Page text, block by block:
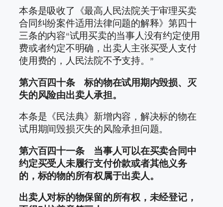
本条是吸收了《最高人民法院关于审理买卖
合同纠纷案件适用法律问题的解释》第四十
三条的内容“试用买卖的当事人没有约定使用
费或者约定不明确，出卖人主张买受人支付
使用费的，人民法院不予支持。”
第六百四十条 标的物在试用期内毁损、灭
失的风险由出卖人承担。
本条是《民法典》新增内容，解决标的物在
试用期间毁损灭失的风险承担问题。
第六百四十一条 当事人可以在买卖合同中
约定买受人未履行支付价款或者其他义务
的，标的物的所有权属于出卖人。
出卖人对标的物保留的所有权，未经登记，